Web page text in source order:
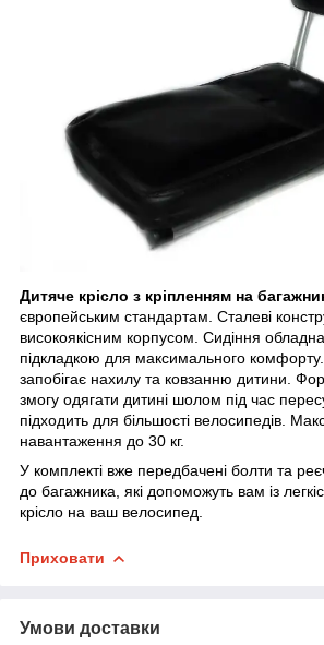
Дитяче крісло з кріпленням на
європейським стандартам. Сталеві
високоякісним корпусом. Сидіння
підкладкою для максимального
запобігає нахилу та ковзанню дитини.
змогу одягати дитині шолом під час
підходить для більшості велосипедів.
навантаження до 30 кг.
У комплекті вже передбачені болти та
до багажника, які допоможуть вам із
крісло на ваш велосипед.
Приховати
Умови доставки